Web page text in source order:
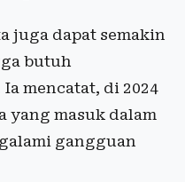
juga dapat semakin
butuh
mencatat, di 2024
yang masuk dalam
gangguan